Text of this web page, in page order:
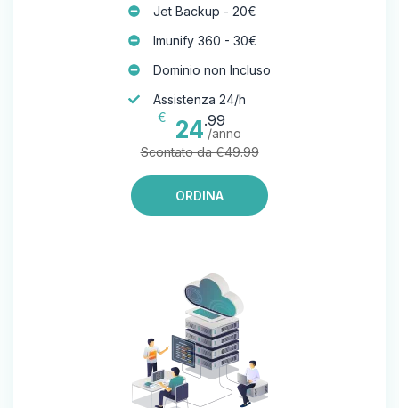
Jet Backup - 20€
Imunify 360 - 30€
Dominio non Incluso
Assistenza 24/h
€
24.99
/anno
Scontato da €49.99
ORDINA